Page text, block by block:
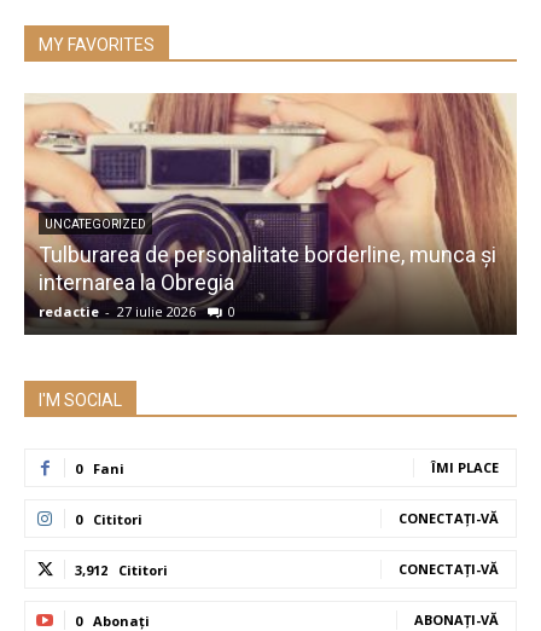
MY FAVORITES
UNCATEGORIZED
Tulburarea de personalitate borderline, munca și
internarea la Obregia
redactie - 27 iulie 2026 0
I'M SOCIAL
0 Fani ÎMI PLACE
0 Cititori CONECTAȚI-VĂ
3,912 Cititori CONECTAȚI-VĂ
0 Abonați ABONAȚI-VĂ